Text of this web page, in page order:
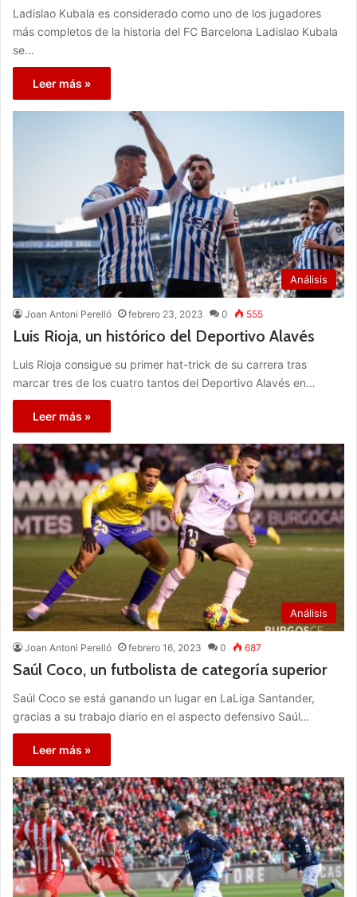
Ladislao Kubala es considerado como uno de los jugadores
más completos de la historia del FC Barcelona Ladislao Kubala
se…
Leer más »
Análisis
Joan Antoni Perelló febrero 23, 2023 0 555
Luis Rioja, un histórico del Deportivo Alavés
Luis Rioja consigue su primer hat-trick de su carrera tras
marcar tres de los cuatro tantos del Deportivo Alavés en…
Leer más »
Análisis
Joan Antoni Perelló febrero 16, 2023 0 687
Saúl Coco, un futbolista de categoría superior
Saúl Coco se está ganando un lugar en LaLiga Santander,
gracias a su trabajo diario en el aspecto defensivo Saúl…
Leer más »